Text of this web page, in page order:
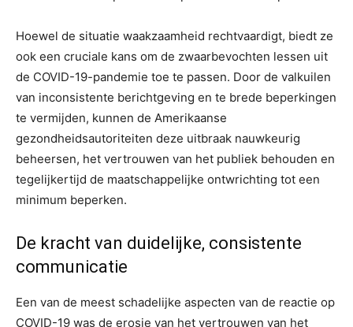
Hoewel de situatie waakzaamheid rechtvaardigt, biedt ze
ook een cruciale kans om de zwaarbevochten lessen uit
de COVID-19-pandemie toe te passen. Door de valkuilen
van inconsistente berichtgeving en te brede beperkingen
te vermijden, kunnen de Amerikaanse
gezondheidsautoriteiten deze uitbraak nauwkeurig
beheersen, het vertrouwen van het publiek behouden en
tegelijkertijd de maatschappelijke ontwrichting tot een
minimum beperken.
De kracht van duidelijke, consistente
communicatie
Een van de meest schadelijke aspecten van de reactie op
COVID-19 was de erosie van het vertrouwen van het